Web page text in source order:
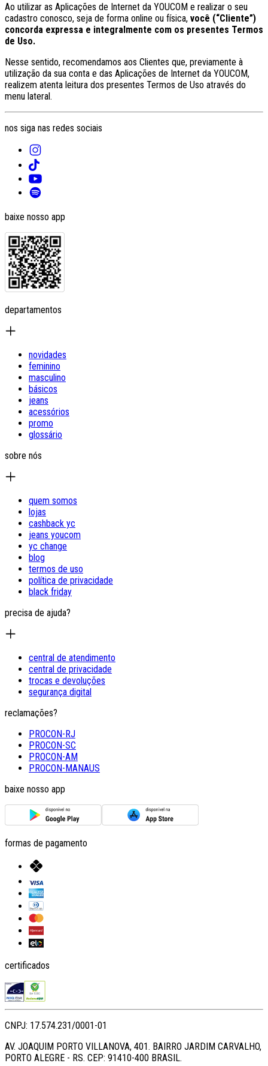
Ao utilizar as Aplicações de Internet da YOUCOM e realizar o seu
cadastro conosco, seja de forma online ou física, você (“Cliente”)
concorda expressa e integralmente com os presentes Termos
de Uso.
Nesse sentido, recomendamos aos Clientes que, previamente à
utilização da sua conta e das Aplicações de Internet da YOUCOM,
realizem atenta leitura dos presentes Termos de Uso através do
menu lateral.
nos siga nas redes sociais
baixe nosso app
departamentos
novidades
feminino
masculino
básicos
jeans
acessórios
promo
glossário
sobre nós
quem somos
lojas
cashback yc
jeans youcom
yc change
blog
termos de uso
política de privacidade
black friday
precisa de ajuda?
central de atendimento
central de privacidade
trocas e devoluções
segurança digital
reclamações?
PROCON-RJ
PROCON-SC
PROCON-AM
PROCON-MANAUS
baixe nosso app
formas de pagamento
certificados
CNPJ: 17.574.231/0001-01
AV. JOAQUIM PORTO VILLANOVA, 401. BAIRRO JARDIM CARVALHO,
PORTO ALEGRE - RS. CEP: 91410-400 BRASIL.